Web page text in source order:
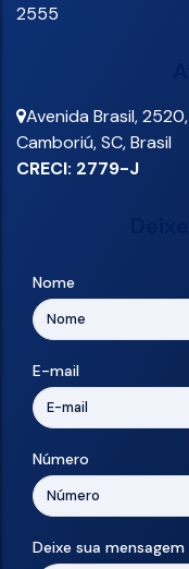
2555
Avenida Brasil,2520,
Camboriú,SC,Brasil
CRECI: 2779-J
Nome
E-mail
Número
Deixe sua mensagem